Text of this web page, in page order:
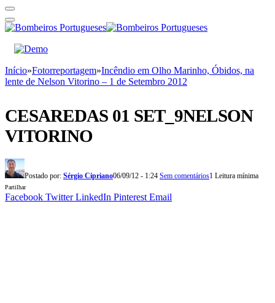
Início»Fotorreportagem»Incêndio em Olho Marinho, Óbidos, na
lente de Nelson Vitorino – 1 de Setembro 2012
CESAREDAS 01 SET_9NELSON
VITORINO
Postado por: Sérgio Cipriano06/09/12 - 1:24 Sem comentários1 Leitura mínima
Partilhar
Facebook Twitter LinkedIn Pinterest Email